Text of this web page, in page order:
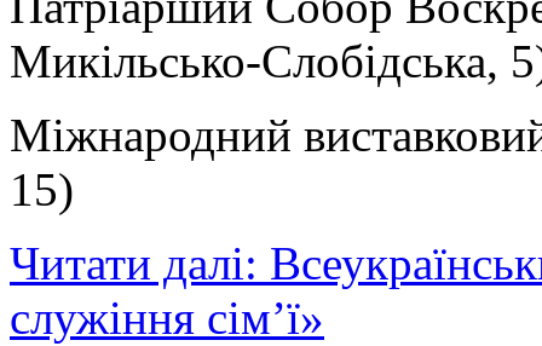
Микільсько-Слобідська,
Міжнародний
15)
Читати далі:
служіння сім’ї»